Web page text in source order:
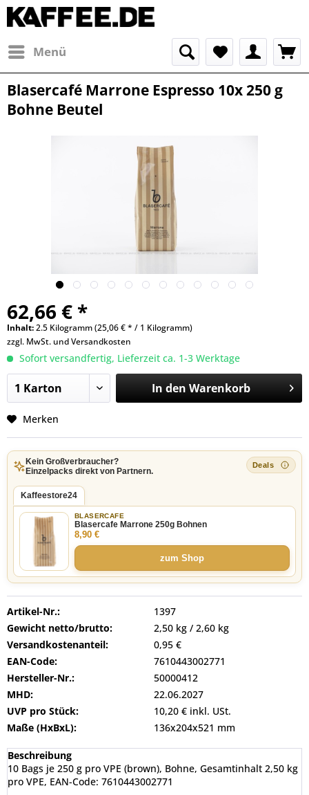
Menü
Blasercafé Marrone Espresso 10x 250 g
Bohne Beutel
62,66 € *
Inhalt:2.5 Kilogramm (25,06 € * / 1 Kilogramm)
zzgl. MwSt. undVersandkosten
Sofort versandfertig, Lieferzeit ca. 1-3 Werktage
In den Warenkorb
Merken
Kein Großverbraucher?
Einzelpacks direkt von Partnern.
Kaffeestore24
BLASERCAFE
Blasercafe Marrone 250g Bohnen
8,90 €
zum Shop
Artikel-Nr.:
1397
Gewicht netto/brutto:
2,50 kg / 2,60 kg
Versandkostenanteil:
0,95 €
EAN-Code:
7610443002771
Hersteller-Nr.:
50000412
MHD:
22.06.2027
UVP pro Stück:
10,20 € inkl. USt.
Maße (HxBxL):
136x204x521 mm
Beschreibung
10 Bags je 250 g pro VPE (brown), Bohne, Gesamtinhalt 2,50 kg
pro VPE, EAN-Code: 7610443002771